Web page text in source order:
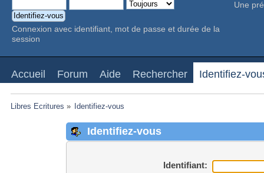
Connexion avec identifiant, mot de passe et durée de la
session
Une
Accueil Forum Aide Rechercher Identifiez-
Libres Ecritures » Identifiez-vous
Identifiez-vous
Identifiant: